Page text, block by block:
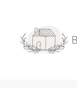
contenido